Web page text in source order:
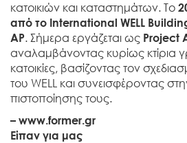
κατοικιών και καταστημάτων. Το
από το International WELL
AP. Σήμερα εργάζεται ως Project
αναλαμβάνοντας κυρίως κτίρια
κατοικίες, βασίζοντας τον
του WELL και συνεισφέροντας
πιστοποίησης τους.
– www.former.gr
Είπαν για μας